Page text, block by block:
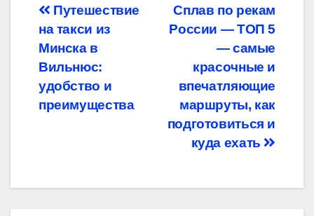
Навигация
по
записям
Сплав по рекам
России — ТОП 5
— самые
красочные и
впечатляющие
маршруты, как
подготовиться и
куда ехать
Путешествие
на такси из
Минска в
Вильнюс:
удобство и
преимущества